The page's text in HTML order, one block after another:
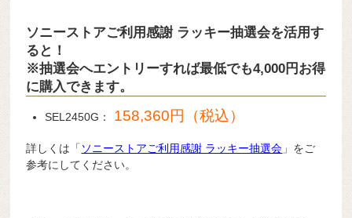
ソニーストアご利用感謝 ラッキー抽選会を活用す
ると！
※抽選会へエントリーすれば最低でも4,000円お得
に購入できます。
SEL2450G： 158,360円（税込）
詳しくは「 ソニーストアご利用感謝 ラッキー抽選会 」をご
参考にしてください。